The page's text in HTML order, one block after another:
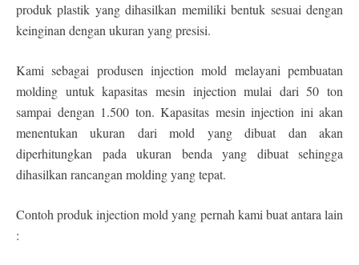
produk plastik yang dihasilkan memiliki bentuk sesuai dengan
keinginan dengan ukuran yang presisi.
Kami sebagai produsen injection mold melayani pembuatan
molding untuk kapasitas mesin injection mulai dari 50 ton
sampai dengan 1.500 ton. Kapasitas mesin injection ini akan
menentukan ukuran dari mold yang dibuat dan akan
diperhitungkan pada ukuran benda yang dibuat sehingga
dihasilkan rancangan molding yang tepat.
Contoh produk injection mold yang pernah kami buat antara lain
: